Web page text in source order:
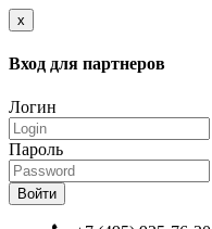
x
Вход для партнеров
Логин
Пароль